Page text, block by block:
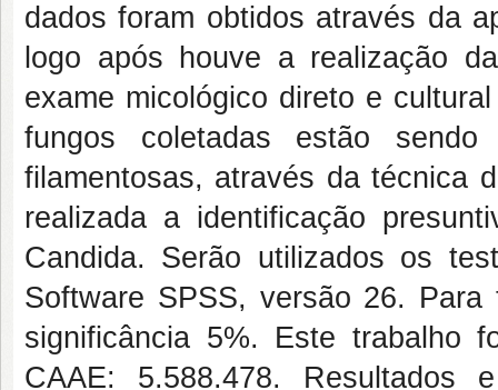
dados foram obtidos através da
logo após houve a realização
exame micológico direto e
fungos coletadas estão
filamentosas, através da técnica
realizada a identificação
Candida. Serão utilizados os
Software SPSS, versão 26.
significância 5%. Este trabalho
CAAE: 5.588.478. Resultados